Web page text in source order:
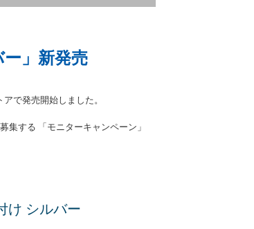
」新発売
で発売開始しました。
集する 「モニターキャンペーン」
け シルバー